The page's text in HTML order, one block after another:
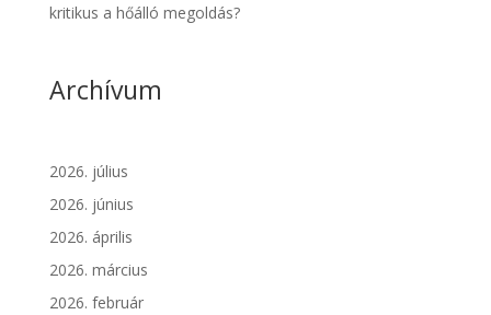
kritikus a hőálló megoldás?
Archívum
2026. július
2026. június
2026. április
2026. március
2026. február